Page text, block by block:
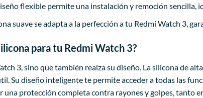
flexible permite una instalación y remoción sencilla,
suave se adapta a la perfección a tu Redmi Watch 3,
para tu Redmi Watch 3?
3, sino que también realza su diseño. La silicona de
Su diseño inteligente te permite acceder a todas las
una protección completa contra rayones y golpes, tanto